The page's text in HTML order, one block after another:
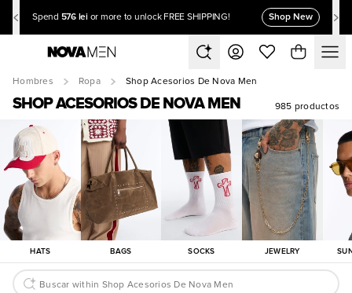
Spend 576 lei or more to unlock FREE SHIPPING! Shop New
Hombres Ropa Shop Acesorios De Nova Men
SHOP ACESORIOS DE NOVA MEN 985 productos
HATS BAGS SOCKS JEWELRY